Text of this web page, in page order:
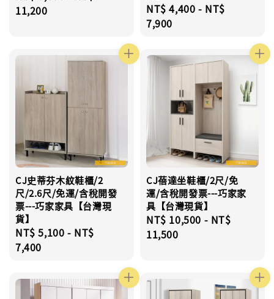
price
11,200
Regular
price
NT$ 4,400 - NT$
7,900
CJ史蒂芬木紋鞋櫃/2
尺/2.6尺/免運/含稅開發
票---巧家家具【台灣現
貨】
Regular
price
NT$ 5,100 - NT$
7,400
CJ蓓達坐鞋櫃/2尺/免
運/含稅開發票---巧家家
具【台灣現貨】
Regular
price
NT$ 10,500 - NT$
11,500